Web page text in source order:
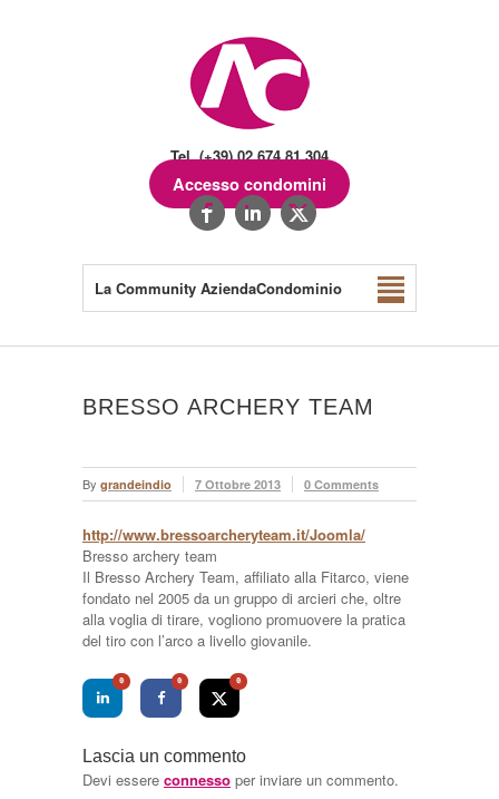
Tel. (+39) 02.674.81.304
Accesso condomini
La Community AziendaCondominio
BRESSO ARCHERY TEAM
By grandeindio 7 Ottobre 2013 0 Comments
http://www.bressoarcheryteam.it/Joomla/
Bresso archery team
Il Bresso Archery Team, affiliato alla Fitarco, viene
fondato nel 2005 da un gruppo di arcieri che, oltre
alla voglia di tirare, vogliono promuovere la pratica
del tiro con l’arco a livello giovanile.
0 0 0
Lascia un commento
Devi essere connesso per inviare un commento.